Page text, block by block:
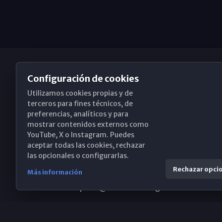
Obispado de Málaga
Santa María, 18-20. 29015 Málaga
(+34) 952 224 386
Configuración de cookies
Utilizamos cookies propias y de
terceros para fines técnicos, de
preferencias, analíticos y para
mostrar contenidos externos como
YouTube, X o Instagram. Puedes
aceptar todas las cookies, rechazar
las opcionales o configurarlas.
Más información Rechazar